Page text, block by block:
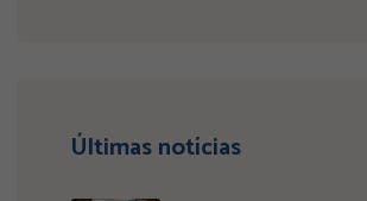
Últimas notícias